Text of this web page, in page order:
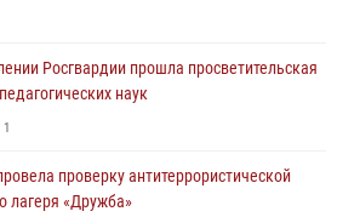
росгвардейцы выезжали два раза на
окружной этап ежегодного
охраны Росгвардии, Псковские
победу
Росгвардии прошла просветительская
наук
1
проверку антитеррористической
лагеря «Дружба»